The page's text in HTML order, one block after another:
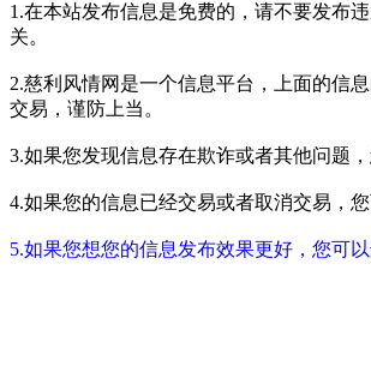
1.在本站发布信息是免费的，请不要发布
关。
2.慈利风情网是一个信息平台，上面的信
交易，谨防上当。
3.如果您发现信息存在欺诈或者其他问题
4.如果您的信息已经交易或者取消交易，
5.如果您想您的信息发布效果更好，您可